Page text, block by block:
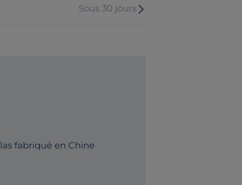
Sous 30 jours
fabriqué en Chine